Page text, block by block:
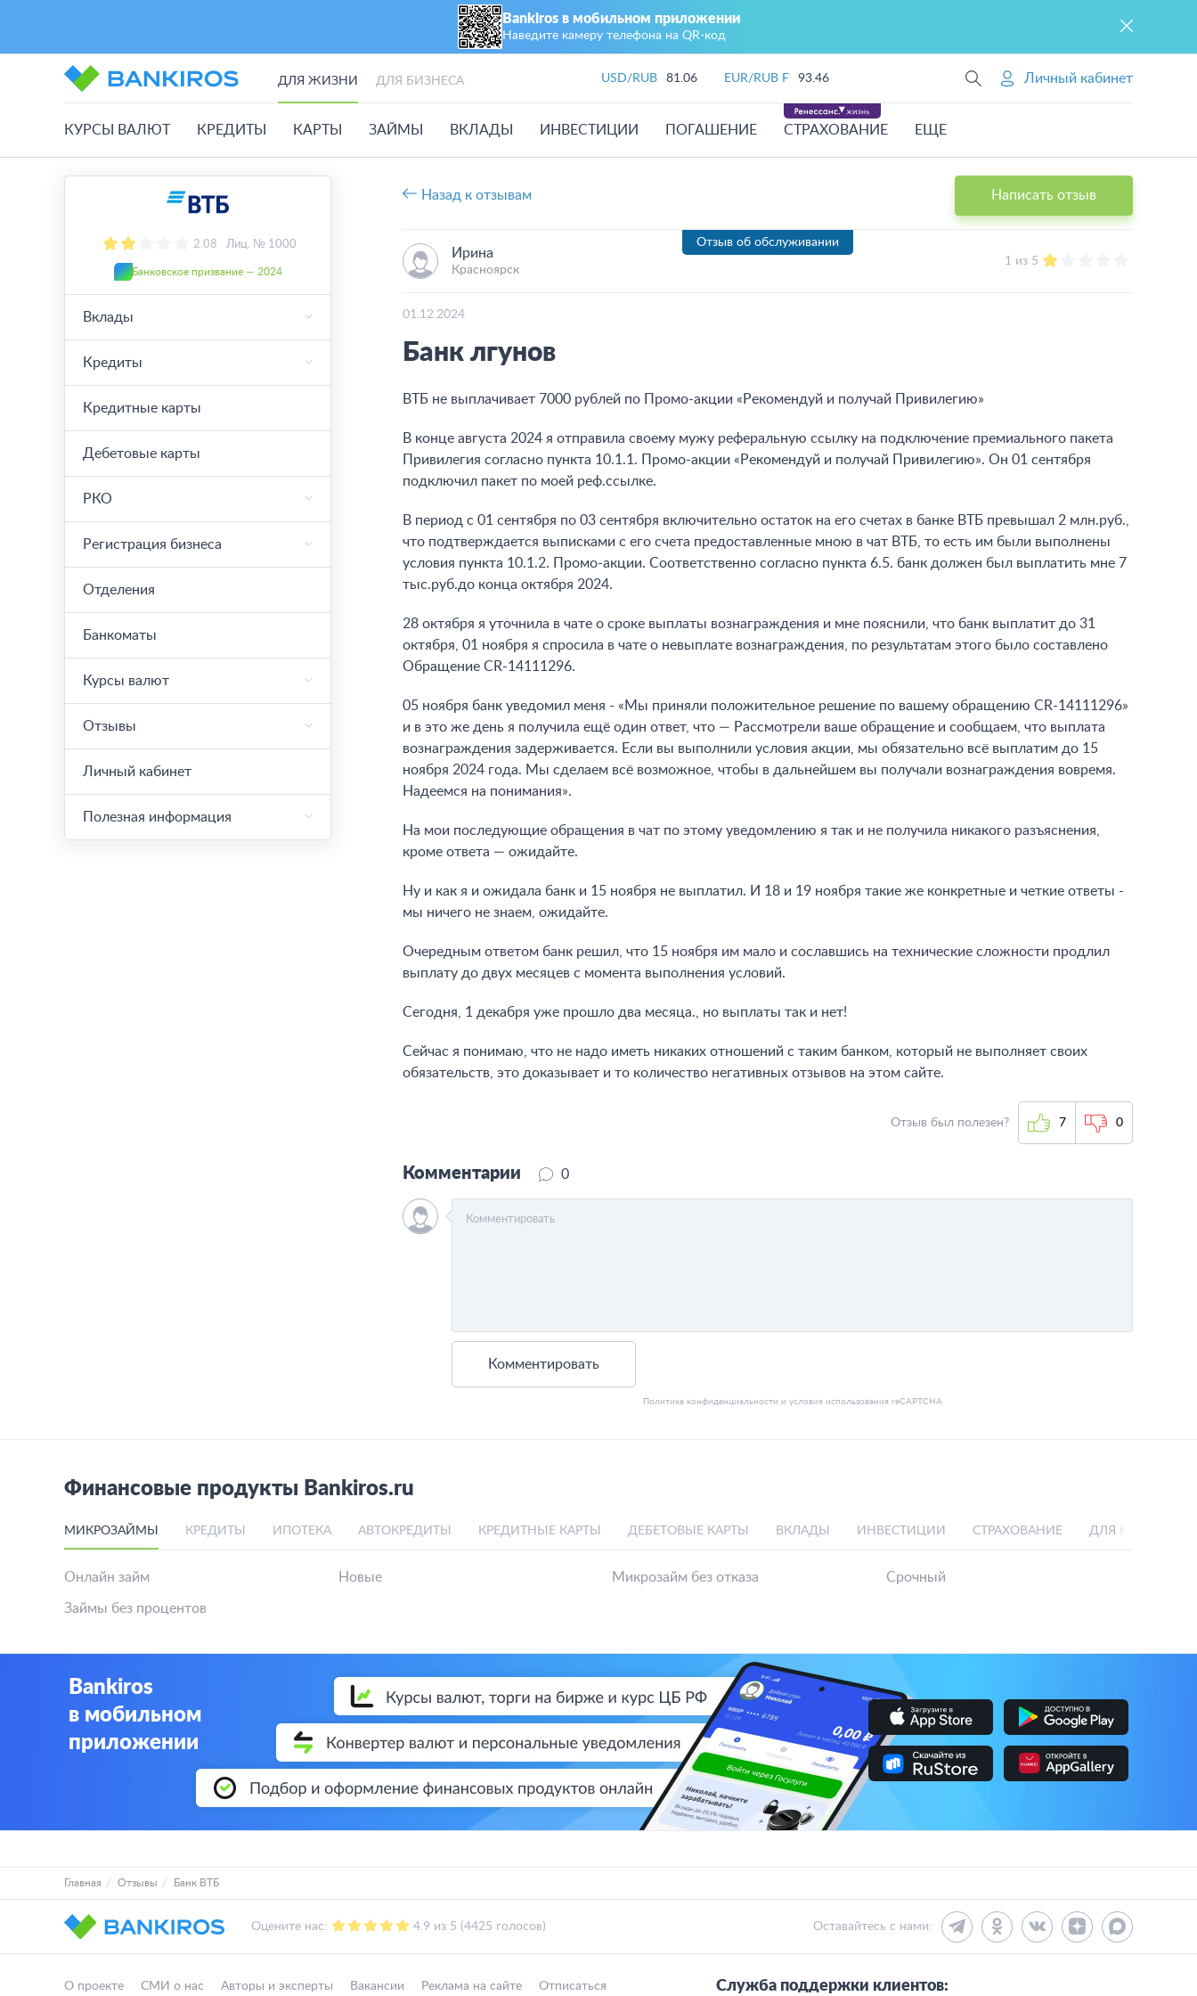
Bankiros в мобильном приложении
Наведите камеру телефона на QR‑код
ДЛЯ ЖИЗНИ ДЛЯ БИЗНЕСА USD/RUB 81.06 EUR/RUB F 93.46 Личный кабинет
КУРСЫ ВАЛЮТ КРЕДИТЫ КАРТЫ ЗАЙМЫ ВКЛАДЫ ИНВЕСТИЦИИ ПОГАШЕНИЕ СТРАХОВАНИЕ ЕЩЕ
2.08 Лиц. № 1000
Банковское призвание — 2024
Вклады
Кредиты
Кредитные карты
Дебетовые карты
РКО
Регистрация бизнеса
Отделения
Банкоматы
Курсы валют
Отзывы
Личный кабинет
Полезная информация
Назад к отзывам Написать отзыв
Отзыв об обслуживании
Ирина
Красноярск
1 из 5
01.12.2024
Банк лгунов
ВТБ не выплачивает 7000 рублей по Промо-акции «Рекомендуй и получай Привилегию»
В конце августа 2024 я отправила своему мужу реферальную ссылку на подключение премиального пакета
Привилегия согласно пункта 10.1.1. Промо-акции «Рекомендуй и получай Привилегию». Он 01 сентября
подключил пакет по моей реф.ссылке.
В период с 01 сентября по 03 сентября включительно остаток на его счетах в банке ВТБ превышал 2 млн.руб.,
что подтверждается выписками с его счета предоставленные мною в чат ВТБ, то есть им были выполнены
условия пункта 10.1.2. Промо-акции. Соответственно согласно пункта 6.5. банк должен был выплатить мне 7
тыс.руб.до конца октября 2024.
28 октября я уточнила в чате о сроке выплаты вознаграждения и мне пояснили, что банк выплатит до 31
октября, 01 ноября я спросила в чате о невыплате вознаграждения, по результатам этого было составлено
Обращение CR-14111296.
05 ноября банк уведомил меня - «Мы приняли положительное решение по вашему обращению CR-14111296»
и в это же день я получила ещё один ответ, что — Рассмотрели ваше обращение и сообщаем, что выплата
вознаграждения задерживается. Если вы выполнили условия акции, мы обязательно всё выплатим до 15
ноября 2024 года. Мы сделаем всё возможное, чтобы в дальнейшем вы получали вознаграждения вовремя.
Надеемся на понимания».
На мои последующие обращения в чат по этому уведомлению я так и не получила никакого разъяснения,
кроме ответа — ожидайте.
Ну и как я и ожидала банк и 15 ноября не выплатил. И 18 и 19 ноября такие же конкретные и четкие ответы -
мы ничего не знаем, ожидайте.
Очередным ответом банк решил, что 15 ноября им мало и сославшись на технические сложности продлил
выплату до двух месяцев с момента выполнения условий.
Сегодня, 1 декабря уже прошло два месяца., но выплаты так и нет!
Сейчас я понимаю, что не надо иметь никаких отношений с таким банком, который не выполняет своих
обязательств, это доказывает и то количество негативных отзывов на этом сайте.
Отзыв был полезен? 7 0
Комментарии 0
Комментировать
Политика конфиденциальности и условия использования reCAPTCHA
Финансовые продукты Bankiros.ru
МИКРОЗАЙМЫ КРЕДИТЫ ИПОТЕКА АВТОКРЕДИТЫ КРЕДИТНЫЕ КАРТЫ ДЕБЕТОВЫЕ КАРТЫ ВКЛАДЫ ИНВЕСТИЦИИ СТРАХОВАНИЕ ДЛЯ БИЗНЕСА
Онлайн займ
Займы без процентов
Новые Микрозайм без отказа Срочный
Bankiros
в мобильном
приложении
Главная Отзывы Банк ВТБ
Оцените нас: 4.9 из 5 (4425 голосов) Оставайтесь с нами:
О проекте СМИ о нас Авторы и эксперты Вакансии Реклама на сайте Отписаться Служба поддержки клиентов: